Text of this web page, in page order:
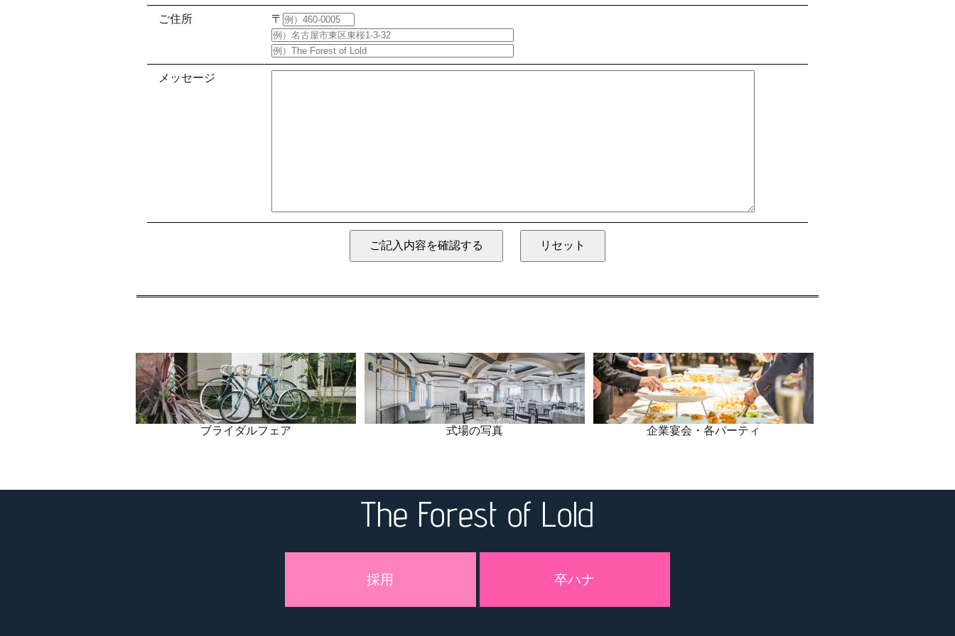
PLAN プラン
INSTAGRAM
ご住所 〒
メッセージ
ブライダルフェア 式場の写真 企業宴会・各パーティ
The Forest of Lold
採用 卒ハナ